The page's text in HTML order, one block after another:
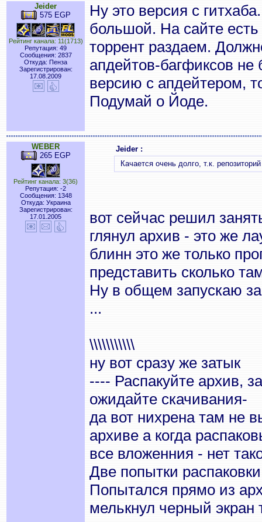
Jeider
575 EGP
Рейтинг канала: 11(1713)
Репутация: 49
Сообщения: 2837
Откуда: Пенза
Зарегистрирован:
17.08.2009
Ну это версия с
большой. На сайте
торрент раздаем.
апдейтов-багфиксов
версию с апдейтером,
Подумай о Йоде.
WEBER
265 EGP
Рейтинг канала: 3(36)
Репутация: -2
Сообщения: 1348
Откуда: Украина
Зарегистрирован:
17.01.2005
Jeider :
Качается очень долго, т.к.
вот сейчас решил
глянул архив - это же
блинн это же только
представить сколько
Ну в общем запускаю
...
\\\\\\\\\\\
ну вот сразу же затык
---- Распакуйте архив,
ожидайте скачивания-
да вот нихрена там не
архиве а когда
все вложенния - нет
Две попытки
Попытался прямо из
мелькнул черный экран